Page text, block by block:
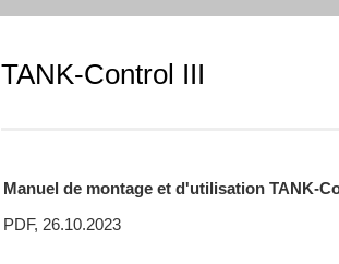
TANK-Control III
Manuel de montage et d'utilisation TANK-
PDF, 26.10.2023